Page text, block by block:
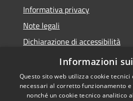
Informativa privacy
Note legali
Dichiarazione di accessibilità
Meccanismo di feedback
Informazioni
Questo sito web utilizza cookie
necessari al corretto funzionamento
nonché un cookie tecnico analitico